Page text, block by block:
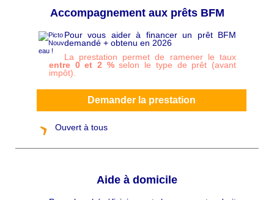
Accompagnement aux prêts BFM
C
h
a
Pour vous aider à financer un prêt BFM
demandé + obtenu en 2026
La prestation permet de ramener le taux
entre 0 et 2 %selon le type de prêt (avant
impôt).
Demander la prestation
Ouvert à tous
Aide à domicile